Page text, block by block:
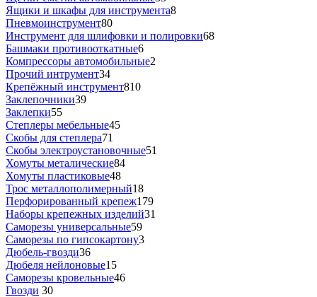
Ящики и шкафы для инструмента8
Пневмоинструмент80
Инструмент для шлифовки и полировки68
Башмаки противооткатные6
Компрессоры автомобильные2
Прочий интрумент34
Крепёжный инструмент810
Заклепочники39
Заклепки55
Степлеры мебельные45
Скобы для степлера71
Скобы электроустановочные51
Хомуты металические84
Хомуты пластиковые48
Трос металлополимерный18
Перфорированный крепеж179
Наборы крепежных изделий31
Саморезы универсальные59
Саморезы по гипсокартону3
Дюбель-гвозди36
Дюбеля нейлоновые15
Саморезы кровельные46
Гвозди 30